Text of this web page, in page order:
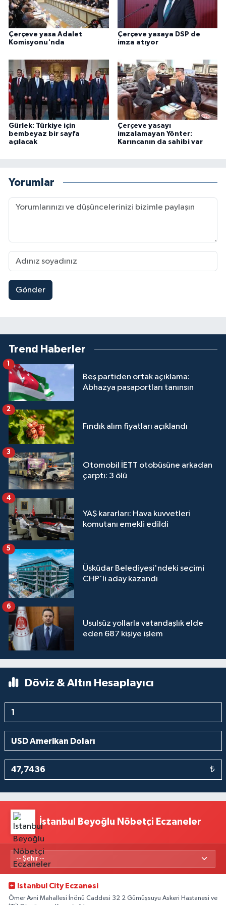
Çerçeve yasa Adalet
Komisyonu'nda
Çerçeve yasaya DSP de
imza atıyor
Gürlek: Türkiye için
bembeyaz bir sayfa
açılacak
Çerçeve yasayı
imzalamayan Yönter:
Karıncanın da sahibi var
Yorumlar
Gönder
Trend Haberler
Beş partiden ortak açıklama:
Abhazya pasaportları tanınsın
1
Fındık alım fiyatları açıklandı
2
Otomobil İETT otobüsüne arkadan
çarptı: 3 ölü
3
YAŞ kararları: Hava kuvvetleri
komutanı emekli edildi
4
Üsküdar Belediyesi'ndeki seçimi
CHP'li aday kazandı
5
Usulsüz yollarla vatandaşlık elde
eden 687 kişiye işlem
6
Döviz & Altın Hesaplayıcı
₺
İstanbul Beyoğlu Nöbetçi Eczaneler
Istanbul City Eczanesi
Ömer Avni Mahallesi İnönü Caddesi 32 2 Gümüşsuyu Askeri Hastanesi ve